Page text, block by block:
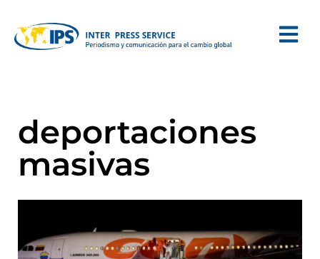
deportaciones
masivas